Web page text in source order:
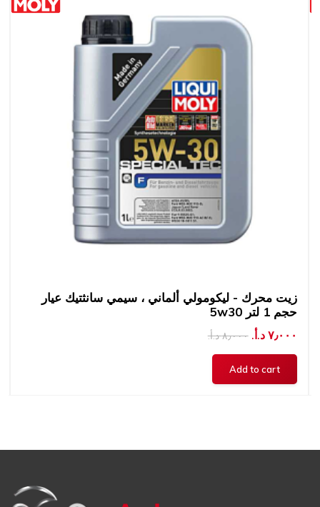
زيت محرك - ليكومولي ألماني ، سيمي سانثتيك عيار
5w30 حجم 1 لتر
٨٫٠٠٠ د.أ.‏ ٧٫٠٠٠ د.أ.‏